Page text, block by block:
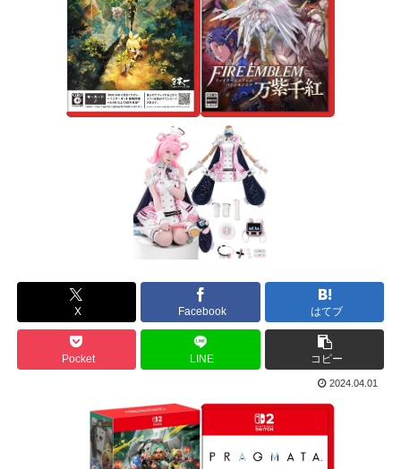
X Facebook はてブ
Pocket LINE コピー
2024.04.01